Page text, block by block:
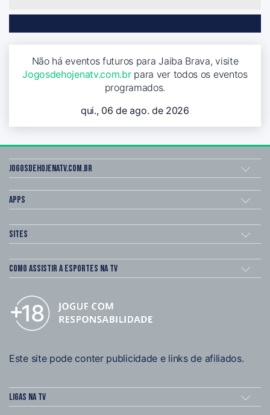
Não há eventos futuros para Jaiba Brava, visite
Jogosdehojenatv.com.brpara ver todos os eventos
programados.
qui., 06 de ago. de 2026
Jogosdehojenatv.com.br
Apps
Sites
Como assistir a esportes na TV
Este site pode conter publicidade e links de afiliados.
Ligas na TV